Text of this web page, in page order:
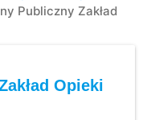
Publiczny Zakład
Opieki